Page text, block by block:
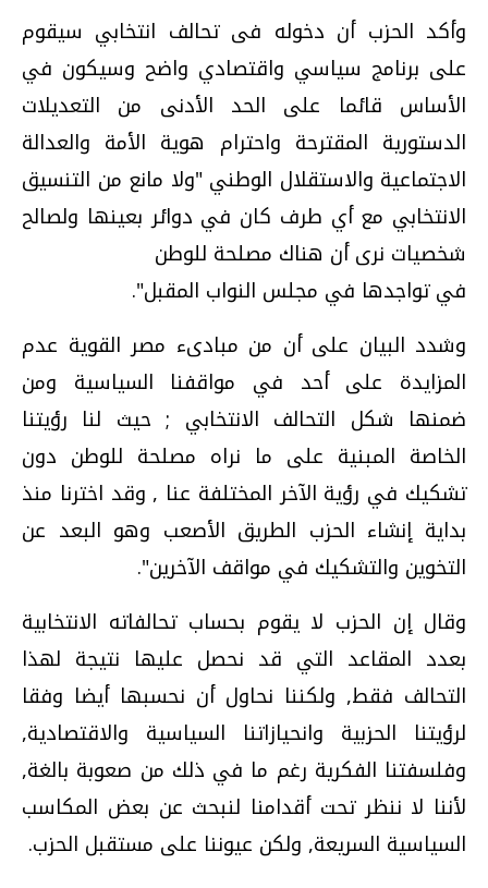
وأكد الحزب أن دخوله فى تحالف انتخابي سيقوم
على برنامج سياسي واقتصادي واضح وسيكون في
الأساس قائما على الحد الأدنى من التعديلات
الدستورية المقترحة واحترام هوية الأمة والعدالة
الاجتماعية والاستقلال الوطني "ولا مانع من التنسيق
الانتخابي مع أي طرف كان في دوائر بعينها ولصالح
شخصيات نرى أن هناك مصلحة للوطن
في تواجدها في مجلس النواب المقبل".
وشدد البيان على أن من مبادىء مصر القوية عدم
المزايدة على أحد في مواقفنا السياسية ومن
ضمنها شكل التحالف الانتخابي ; حيث لنا رؤيتنا
الخاصة المبنية على ما نراه مصلحة للوطن دون
تشكيك في رؤية الآخر المختلفة عنا , وقد اخترنا منذ
بداية إنشاء الحزب الطريق الأصعب وهو البعد عن
التخوين والتشكيك في مواقف الآخرين".
وقال إن الحزب لا يقوم بحساب تحالفاته الانتخابية
بعدد المقاعد التي قد نحصل عليها نتيجة لهذا
التحالف فقط, ولكننا نحاول أن نحسبها أيضا وفقا
لرؤيتنا الحزبية وانحيازاتنا السياسية والاقتصادية,
وفلسفتنا الفكرية رغم ما في ذلك من صعوبة بالغة,
لأننا لا ننظر تحت أقدامنا لنبحث عن بعض المكاسب
السياسية السريعة, ولكن عيوننا على مستقبل الحزب.